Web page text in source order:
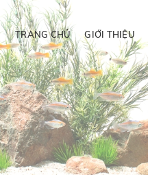
TRANG CHỦ GIỚI THIỆU